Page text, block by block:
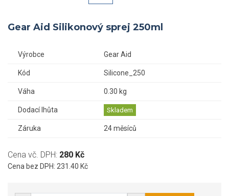
Gear Aid Silikonový sprej 250ml
Výrobce Gear Aid
Kód Silicone_250
Váha 0.30 kg
Dodací lhůta Skladem
Záruka 24 měsíců
Cena vč. DPH: 280 Kč
Cena bez DPH: 231.40 Kč